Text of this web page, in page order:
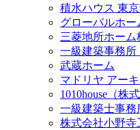
積水ハウス 東
グローバルホー
三菱地所ホーム
一級建築事務
武蔵ホーム
マドリヤ アー
1010house（株
一級建築士事務
株式会社小野寺